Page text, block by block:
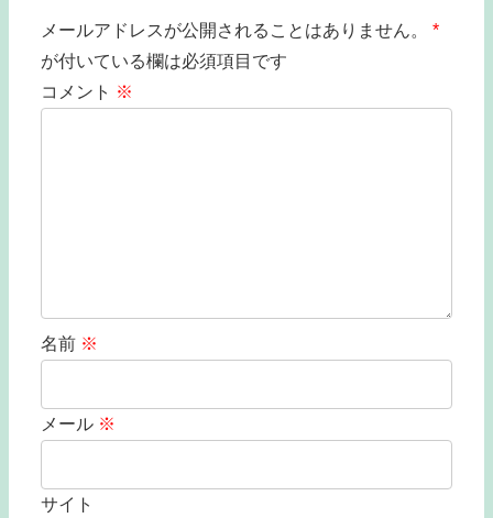
メールアドレスが公開されることはありません。
*
が付いている欄は必須項目です
コメント ※
名前 ※
メール ※
サイト